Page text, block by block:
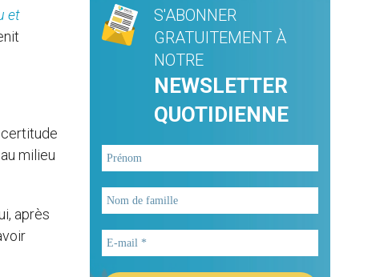
et
milieu
après
S'ABONNER
GRATUITEMENT À
NOTRE
NEWSLETTER
QUOTIDIENNE